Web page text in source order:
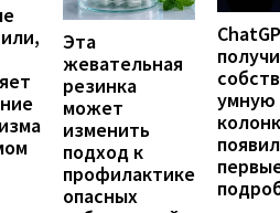
Эта
жевательная
резинка
может
изменить
подход к
профилактике
опасных
умную